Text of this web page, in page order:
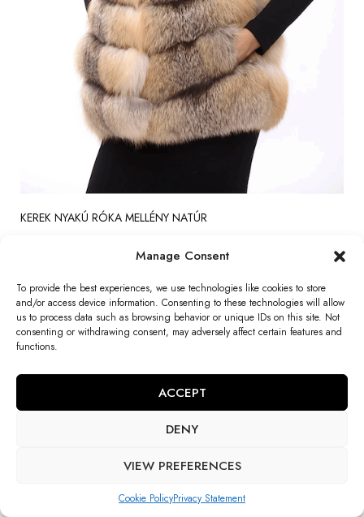
Manage Consent
To provide the best experiences, we use technologies like cookies to store
and/or access device information. Consenting to these technologies will allow
us to process data such as browsing behavior or unique IDs on this site. Not
consenting or withdrawing consent, may adversely affect certain features and
functions.
ACCEPT
DENY
VIEW PREFERENCES
Cookie PolicyPrivacy Statement
KEREK NYAKÚ RÓKA MELLÉNY NATÚR